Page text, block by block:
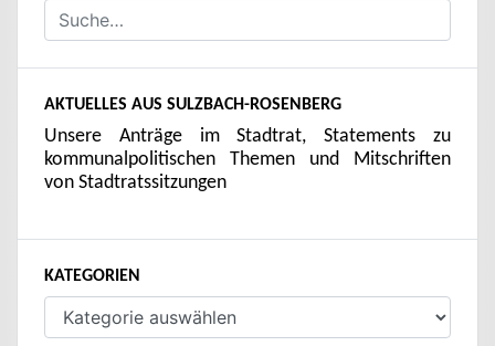
AKTUELLES AUS SULZBACH-ROSENBERG
Unsere Anträge im Stadtrat, Statements zu
kommunalpolitischen Themen und Mitschriften
von Stadtratssitzungen
KATEGORIEN